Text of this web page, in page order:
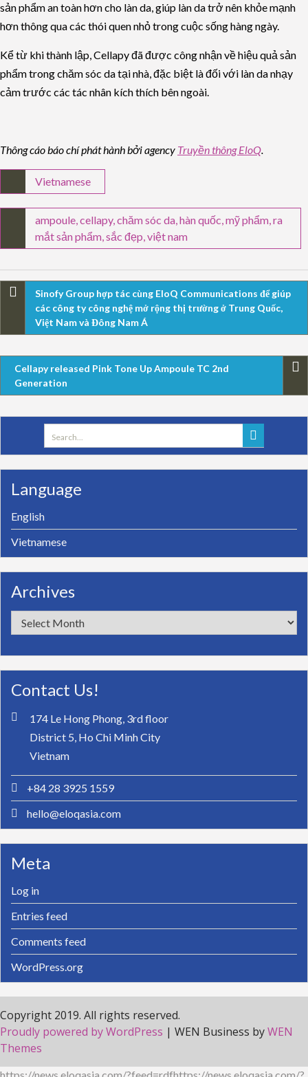
sản phẩm an toàn hơn cho làn da, giúp làn da trở nên khỏe mạnh
hơn thông qua các thói quen nhỏ trong cuộc sống hàng ngày.
Kể từ khi thành lập, Cellapy đã được công nhận về hiệu quả sản
phẩm trong chăm sóc da tại nhà, đặc biệt là đối với làn da nhạy
cảm trước các tác nhân kích thích bên ngoài.
Thông cáo báo chí phát hành bởi agency Truyền thông EloQ.
Vietnamese
ampoule,cellapy,chăm sóc da,hàn quốc,mỹ phẩm,ra
mắt sản phẩm,sắc đẹp,việt nam
Sinofy Group hợp tác cùng EloQ Communications để giúp
các công ty công nghệ mở rộng thị trường ở Trung Quốc,
Việt Nam và Đông Nam Á
Cellapy released Pink Tone Up Ampoule TC 2nd
Generation
Search
for:
Language
English
Vietnamese
Archives
Archives
Contact Us!
174 Le Hong Phong, 3rd floor
District 5, Ho Chi Minh City
Vietnam
+84 28 3925 1559
hello@eloqasia.com
Meta
Log in
Entries feed
Comments feed
WordPress.org
Copyright 2019. All rights reserved.
Proudly powered by WordPress | WEN Business byWEN
Themes